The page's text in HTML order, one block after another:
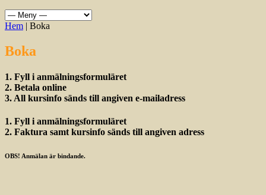
Hem | Boka
Boka
1. Fyll i anmälningsformuläret
2. Betala online
3. All kursinfo sänds till angiven e-mailadress
1. Fyll i anmälningsformuläret
2. Faktura samt kursinfo sänds till angiven adress
OBS! Anmälan är bindande.